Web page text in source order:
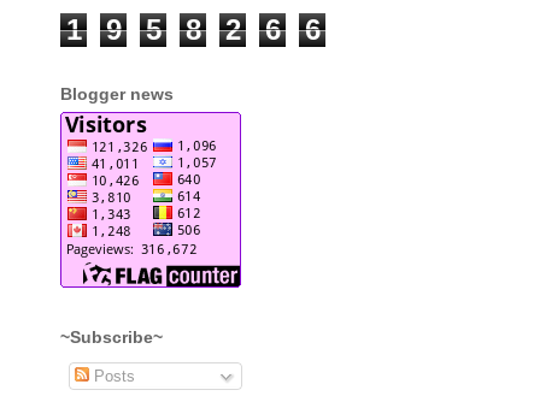
1 9 5 8 2 6 6
Blogger news
~Subscribe~
Posts